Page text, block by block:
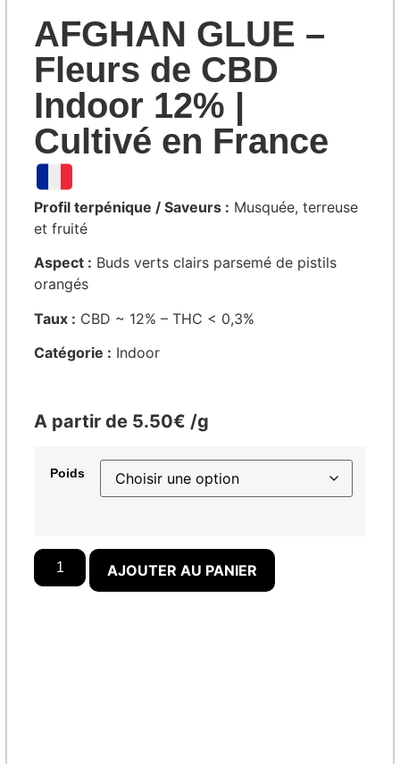
AFGHAN GLUE –
Fleurs de CBD
Indoor 12% |
Cultivé en France
Profil terpénique / Saveurs : Musquée, terreuse
et fruité
Aspect : Buds verts clairs parsemé de pistils
orangés
Taux : CBD ~ 12% – THC < 0,3%
Catégorie : Indoor
A partir de 5.50€ /g
Poids
AJOUTER AU PANIER